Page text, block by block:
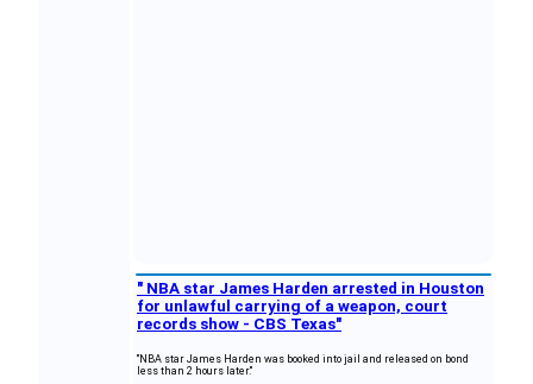
" NBA star James Harden arrested in Houston
for unlawful carrying of a weapon, court
records show - CBS Texas"
"NBA star James Harden was booked into jail and released on bond
less than 2 hours later."